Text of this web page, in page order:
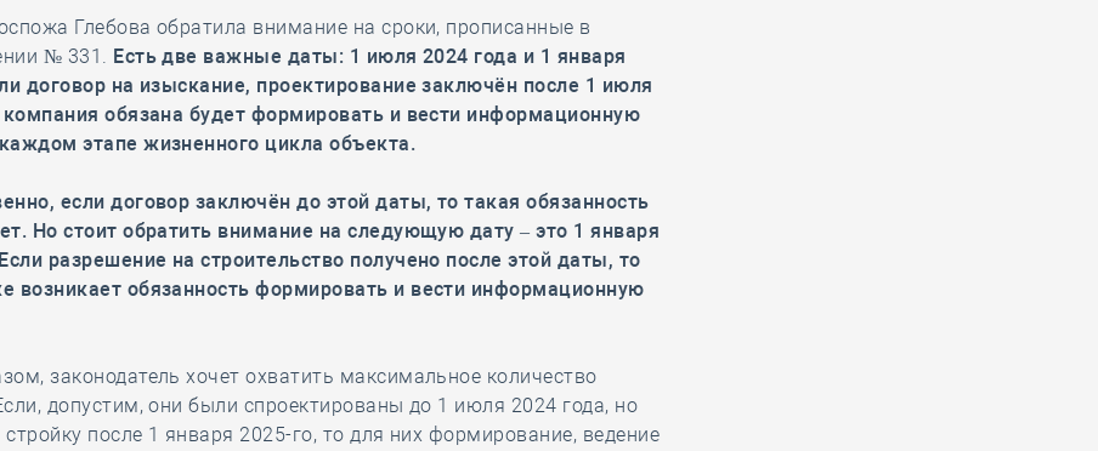
Глебова обратила внимание на сроки, прописанные в
№ 331. Есть две важные даты: 1 июля 2024 года и 1 января
договор на изыскание, проектирование заключён после 1 июля
компания обязана будет формировать и вести информационную
этапе жизненного цикла объекта.
если договор заключён до этой даты, то такая обязанность
Но стоит обратить внимание на следующую дату – это 1 января
разрешение на строительство получено после этой даты, то
возникает обязанность формировать и вести информационную
законодатель хочет охватить максимальное количество
допустим, они были спроектированы до 1 июля 2024 года, но
после 1 января 2025-го, то для них формирование, ведение